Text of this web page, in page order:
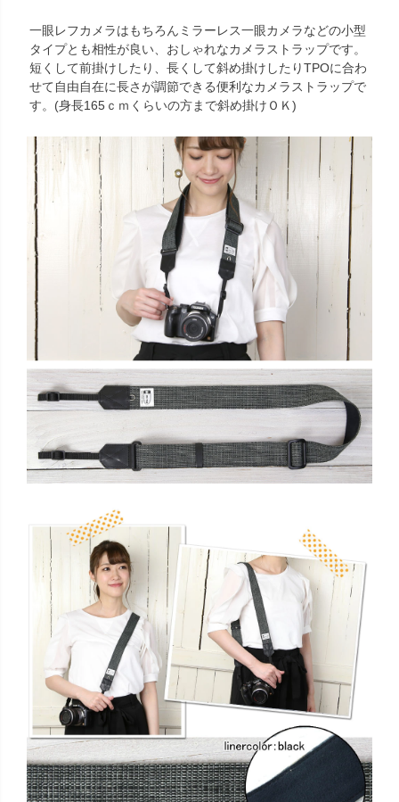
一眼レフカメラはもちろんミラーレス一眼カメラなどの小型
タイプとも相性が良い、おしゃれなカメラストラップです。
短くして前掛けしたり、長くして斜め掛けしたりTPOに合わ
せて自由自在に長さが調節できる便利なカメラストラップで
す。(身長165ｃｍくらいの方まで斜め掛けＯＫ)